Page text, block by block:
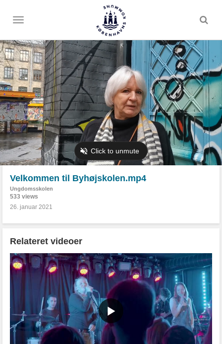
Toggle
Velkommen til Byhøjskolen.mp4
Ungdomsskolen
533 views
26. januar 2021
Relateret videoer